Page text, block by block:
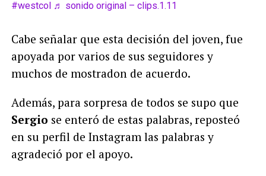
#westcol ♬ sonido original – clips.1.11
Cabe señalar que esta decisión del joven, fue
apoyada por varios de sus seguidores y
muchos de mostradon de acuerdo.
Además, para sorpresa de todos se supo que
Sergio se enteró de estas palabras, reposteó
en su perfil de Instagram las palabras y
agradeció por el apoyo.